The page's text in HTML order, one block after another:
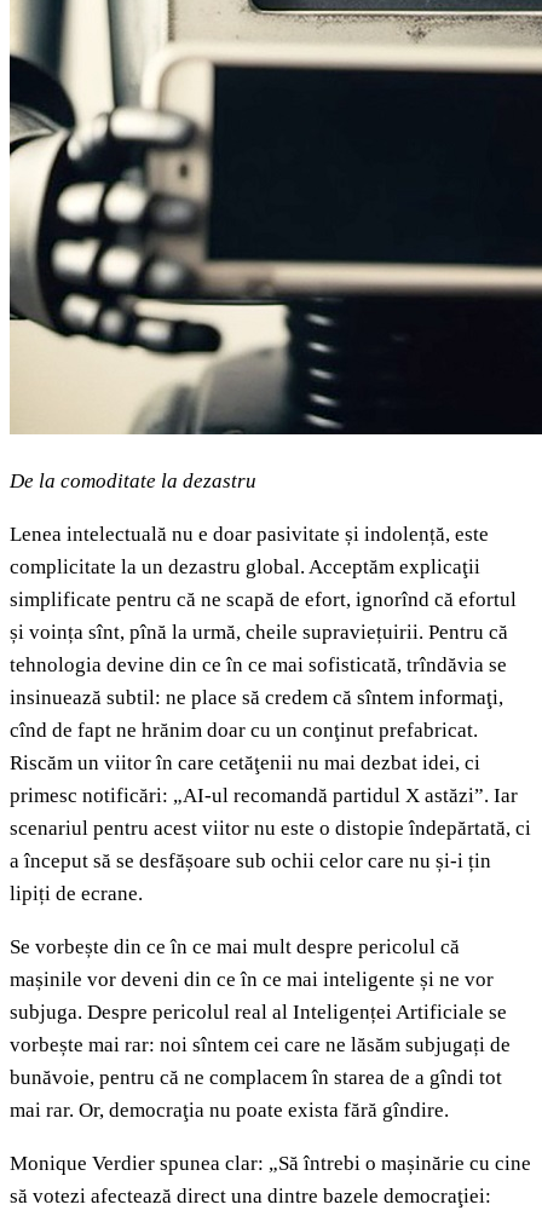
De la comoditate la dezastru
Lenea intelectuală nu e doar pasivitate și indolență, este
complicitate la un dezastru global. Acceptăm explicaţii
simplificate pentru că ne scapă de efort, ignorînd că efortul
și voința sînt, pînă la urmă, cheile supraviețuirii. Pentru că
tehnologia devine din ce în ce mai sofisticată, trîndăvia se
insinuează subtil: ne place să credem că sîntem informaţi,
cînd de fapt ne hrănim doar cu un conţinut prefabricat.
Riscăm un viitor în care cetăţenii nu mai dezbat idei, ci
primesc notificări: „AI-ul recomandă partidul X astăzi”. Iar
scenariul pentru acest viitor nu este o distopie îndepărtată, ci
a început să se desfășoare sub ochii celor care nu și-i țin
lipiți de ecrane.
Se vorbește din ce în ce mai mult despre pericolul că
mașinile vor deveni din ce în ce mai inteligente și ne vor
subjuga. Despre pericolul real al Inteligenței Artificiale se
vorbește mai rar: noi sîntem cei care ne lăsăm subjugați de
bunăvoie, pentru că ne complacem în starea de a gîndi tot
mai rar. Or, democraţia nu poate exista fără gîndire.
Monique Verdier spunea clar: „Să întrebi o mașinărie cu cine
să votezi afectează direct una dintre bazele democraţiei: